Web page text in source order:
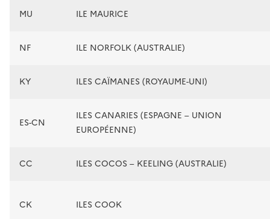
MU ILE MAURICE
NF ILE NORFOLK (AUSTRALIE)
KY ILES CAÏMANES (ROYAUME-UNI)
ES-CN
ILES CANARIES (ESPAGNE – UNION
EUROPÉENNE)
CC ILES COCOS – KEELING (AUSTRALIE)
CK ILES COOK